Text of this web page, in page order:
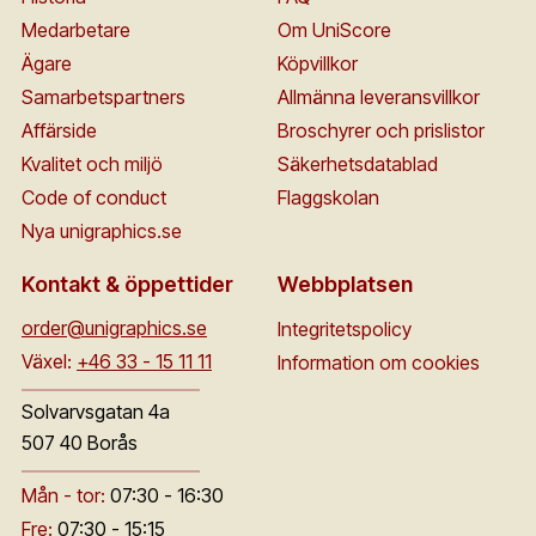
Medarbetare
Ägare
Samarbetspartners
Affärside
Kvalitet och miljö
Code of conduct
Nya unigraphics.se
Om UniScore
Köpvillkor
Allmänna leveransvillkor
Broschyrer och prislistor
Säkerhetsdatablad
Flaggskolan
Kontakt & öppettider
order@unigraphics.se
Växel: +46 33 - 15 11 11
Solvarvsgatan 4a
507 40 Borås
Mån - tor: 07:30 - 16:30
Fre: 07:30 - 15:15
Webbplatsen
Integritetspolicy
Information om cookies